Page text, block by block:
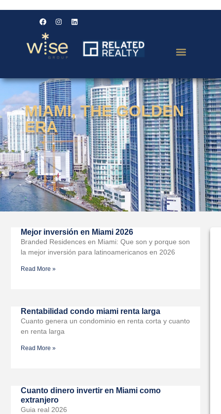
MIAMI, THE GOLDEN
ERA
Mejor inversión en Miami 2026
Branded Residences en Miami: Que son y porque son
la mejor inversión para latinoamericanos en 2026
Read More »
Rentabilidad condo miami renta larga
Cuanto genera un condominio en renta corta y cuanto
en renta larga
Read More »
Cuanto dinero invertir en Miami como
extranjero
Guia real 2026